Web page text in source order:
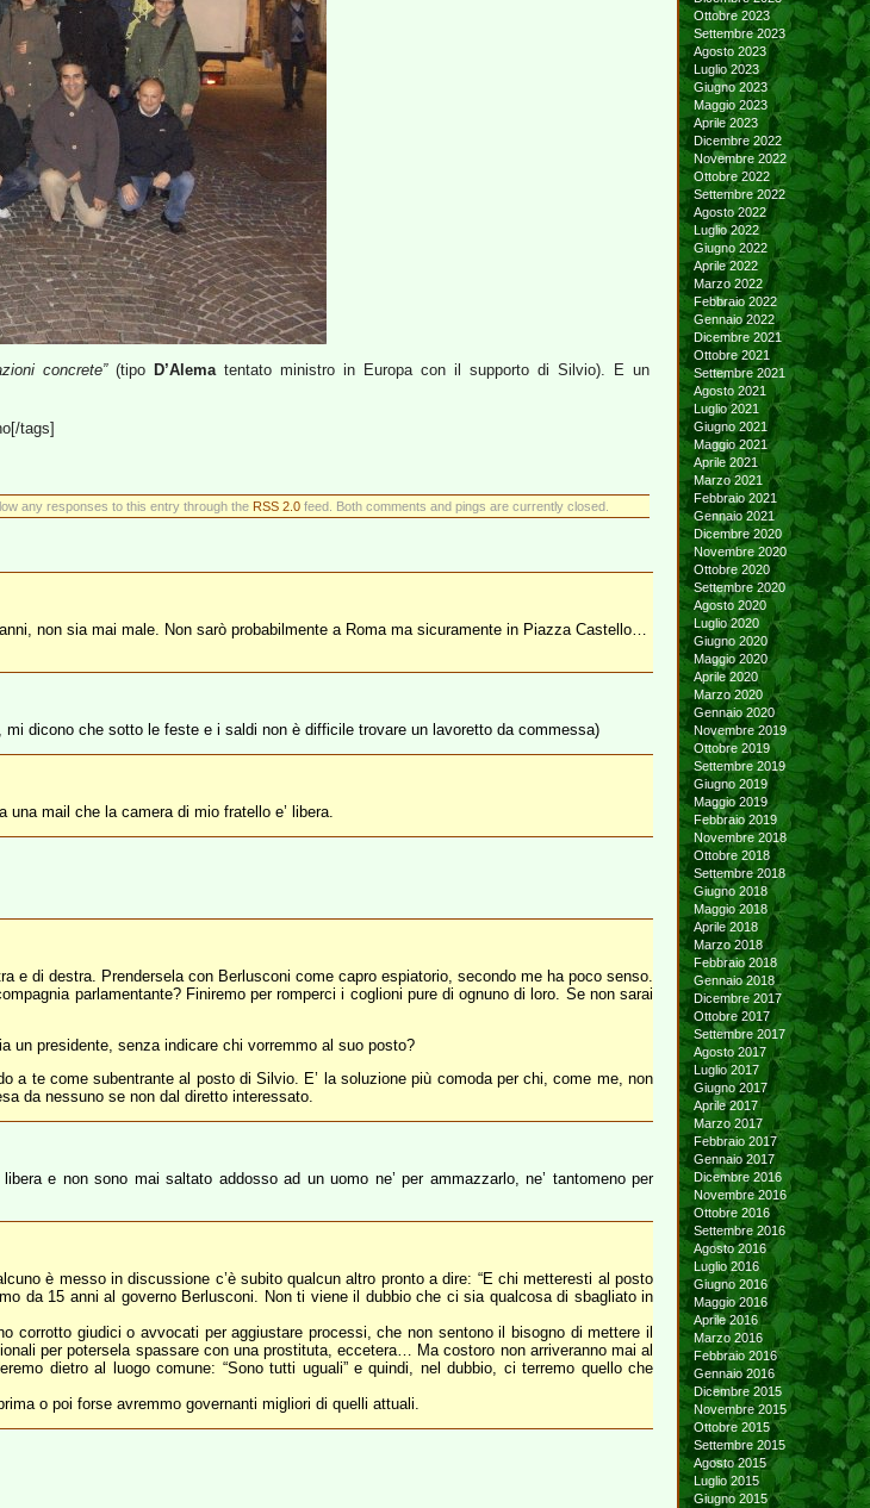
concrete”(tipo D’Alematentato ministro in Europa con il supporto di Silvio). E un
tags]
any responses to this entry through the RSS 2.0feed. Both comments and pings are currently closed.
non sia mai male. Non sarò probabilmente a Roma ma sicuramente in Piazza Castello…
dicono che sotto le feste e i saldi non è difficile trovare un lavoretto da commessa)
mail che la camera di mio fratello e’ libera.
di destra. Prendersela con Berlusconi come capro espiatorio, secondo me ha poco senso.
parlamentante? Finiremo per romperci i coglioni pure di ognuno di loro. Se non sarai
un presidente, senza indicare chi vorremmo al suo posto?
a te come subentrante al posto di Silvio. E’ la soluzione più comoda per chi, come me, non
da nessuno se non dal diretto interessato.
e non sono mai saltato addosso ad un uomo ne’ per ammazzarlo, ne’ tantomeno per
è messo in discussione c’è subito qualcun altro pronto a dire: “E chi metteresti al posto
da 15 anni al governo Berlusconi. Non ti viene il dubbio che ci sia qualcosa di sbagliato in
corrotto giudici o avvocati per aggiustare processi, che non sentono il bisogno di mettere il
per potersela spassare con una prostituta, eccetera… Ma costoro non arriveranno mai al
dietro al luogo comune: “Sono tutti uguali” e quindi, nel dubbio, ci terremo quello che
o poi forse avremmo governanti migliori di quelli attuali.
Ottobre 2023
Settembre 2023
Agosto 2023
Luglio 2023
Giugno 2023
Maggio 2023
Aprile 2023
Dicembre 2022
Novembre 2022
Ottobre 2022
Settembre 2022
Agosto 2022
Luglio 2022
Giugno 2022
Aprile 2022
Marzo 2022
Febbraio 2022
Gennaio 2022
Dicembre 2021
Ottobre 2021
Settembre 2021
Agosto 2021
Luglio 2021
Giugno 2021
Maggio 2021
Aprile 2021
Marzo 2021
Febbraio 2021
Gennaio 2021
Dicembre 2020
Novembre 2020
Ottobre 2020
Settembre 2020
Agosto 2020
Luglio 2020
Giugno 2020
Maggio 2020
Aprile 2020
Marzo 2020
Gennaio 2020
Novembre 2019
Ottobre 2019
Settembre 2019
Giugno 2019
Maggio 2019
Febbraio 2019
Novembre 2018
Ottobre 2018
Settembre 2018
Giugno 2018
Maggio 2018
Aprile 2018
Marzo 2018
Febbraio 2018
Gennaio 2018
Dicembre 2017
Ottobre 2017
Settembre 2017
Agosto 2017
Luglio 2017
Giugno 2017
Aprile 2017
Marzo 2017
Febbraio 2017
Gennaio 2017
Dicembre 2016
Novembre 2016
Ottobre 2016
Settembre 2016
Agosto 2016
Luglio 2016
Giugno 2016
Maggio 2016
Aprile 2016
Marzo 2016
Febbraio 2016
Gennaio 2016
Dicembre 2015
Novembre 2015
Ottobre 2015
Settembre 2015
Agosto 2015
Luglio 2015
Giugno 2015